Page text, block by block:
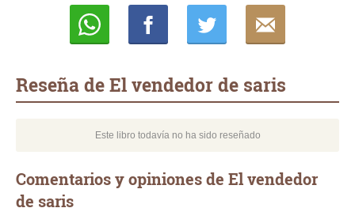
Reseña de El vendedor de saris
Este libro todavía no ha sido reseñado
Comentarios y opiniones de El vendedor
de saris